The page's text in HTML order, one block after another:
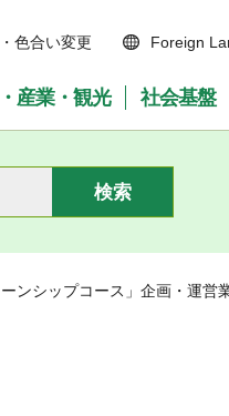
色合い変更 Foreign
産業・観光 社会基盤
ンシップコース」企画・運営